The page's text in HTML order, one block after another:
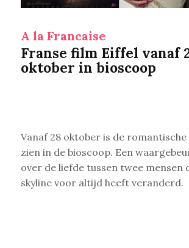
A la Francaise
Franse film Eiffel vanaf
oktober in bioscoop
Vanaf 28 oktober is de
zien in de bioscoop. Een
over de liefde tussen twee mensen
skyline voor altijd heeft veranderd.